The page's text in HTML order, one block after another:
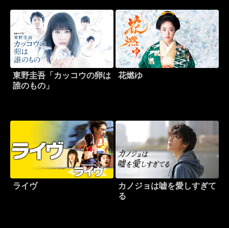
東野圭吾「カッコウの卵は
誰のもの」
花燃ゆ
ライヴ
カノジョは嘘を愛しすぎて
る